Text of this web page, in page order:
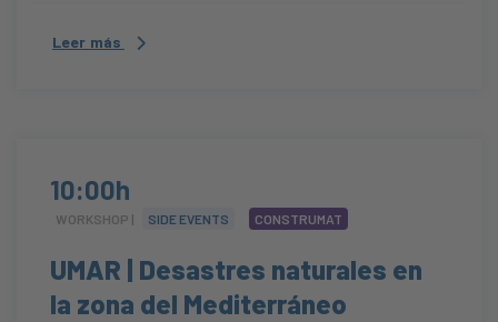
Leer más
10:00h
WORKSHOP | SIDE EVENTS CONSTRUMAT
UMAR | Desastres naturales en
la zona del Mediterráneo